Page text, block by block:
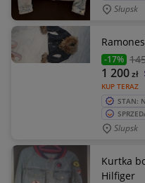
Słupsk
-17%
KUP TERAZ
1 200zł
STAN:
Slupsk
Kurtka
Hilfiger